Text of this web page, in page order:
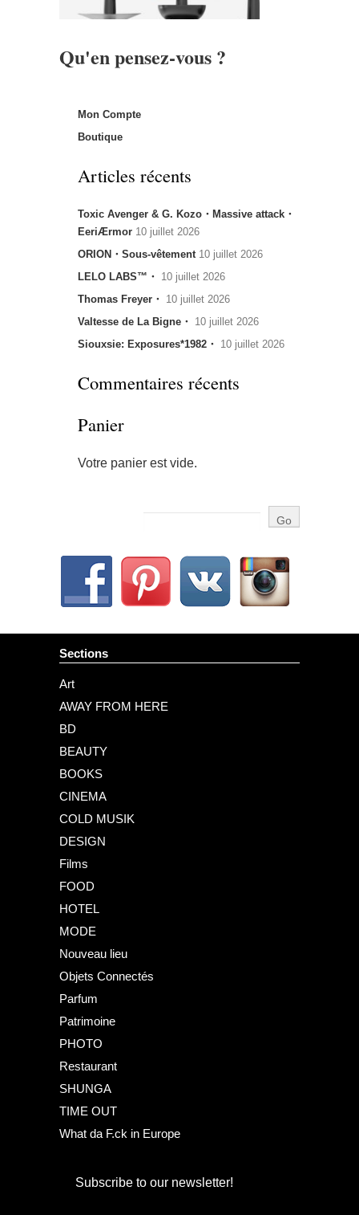
Qu'en pensez-vous ?
Mon Compte
Boutique
Articles récents
Toxic Avenger & G. Kozo・Massive attack・
EeriÆrmor 10 juillet 2026
ORION・Sous-vêtement 10 juillet 2026
LELO LABS™・ 10 juillet 2026
Thomas Freyer・ 10 juillet 2026
Valtesse de La Bigne・ 10 juillet 2026
Siouxsie: Exposures*1982・ 10 juillet 2026
Commentaires récents
Panier
Votre panier est vide.
Sections
Art
AWAY FROM HERE
BD
BEAUTY
BOOKS
CINEMA
COLD MUSIK
DESIGN
Films
FOOD
HOTEL
MODE
Nouveau lieu
Objets Connectés
Parfum
Patrimoine
PHOTO
Restaurant
SHUNGA
TIME OUT
What da F.ck in Europe
Subscribe to our newsletter!